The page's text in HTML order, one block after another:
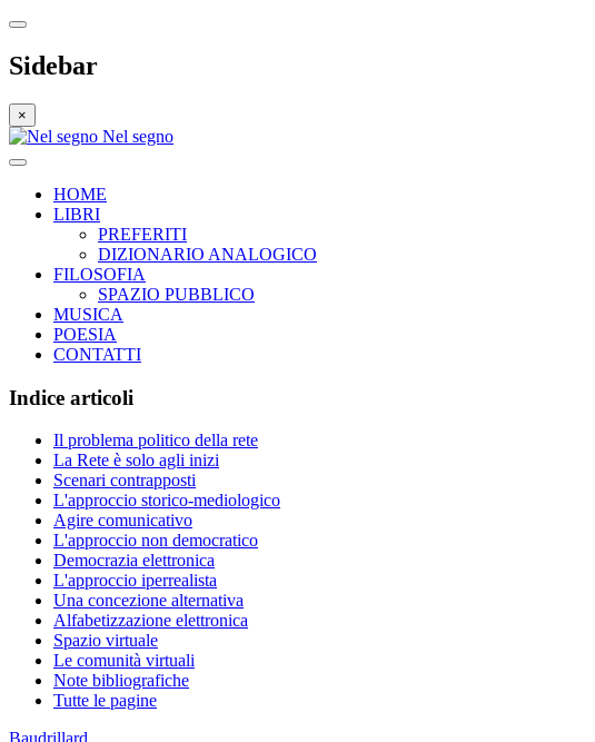
Sidebar
×
Nel segno
HOME
LIBRI
PREFERITI
DIZIONARIO ANALOGICO
FILOSOFIA
SPAZIO PUBBLICO
MUSICA
POESIA
CONTATTI
Indice articoli
Il problema politico della rete
La Rete è solo agli inizi
Scenari contrapposti
L'approccio storico-mediologico
Agire comunicativo
L'approccio non democratico
Democrazia elettronica
L'approccio iperrealista
Una concezione alternativa
Alfabetizzazione elettronica
Spazio virtuale
Le comunità virtuali
Note bibliografiche
Tutte le pagine